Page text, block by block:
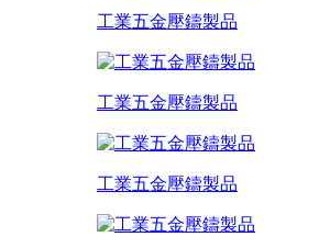
工業五金壓鑄製品
工業五金壓鑄製品
工業五金壓鑄製品